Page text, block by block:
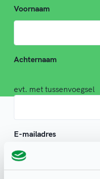
Voornaam
Achternaam
evt. met tussenvoegsel
E-mailadres